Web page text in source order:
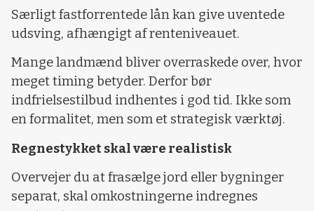
Særligt fastforrentede lån kan give uventede
udsving, afhængigt af renteniveauet.
Mange landmænd bliver overraskede over, hvor
meget timing betyder. Derfor bør
indfrielsestilbud indhentes i god tid. Ikke som
en formalitet, men som et strategisk værktøj.
Regnestykket skal være realistisk
Overvejer du at frasælge jord eller bygninger
separat, skal omkostningerne indregnes